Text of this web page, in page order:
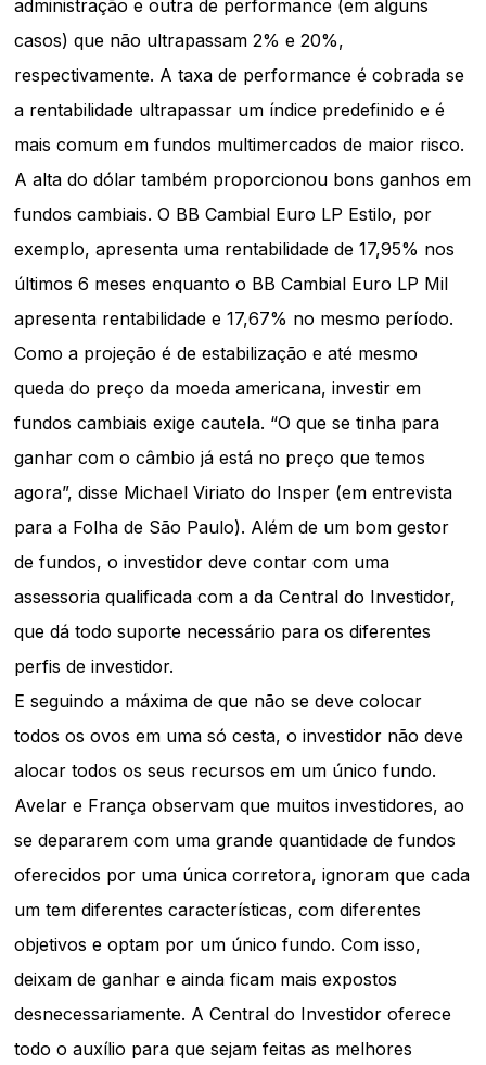
administração e outra de performance (em alguns
casos) que não ultrapassam 2% e 20%,
respectivamente. A taxa de performance é cobrada se
a rentabilidade ultrapassar um índice predefinido e é
mais comum em fundos multimercados de maior risco.
A alta do dólar também proporcionou bons ganhos em
fundos cambiais. O BB Cambial Euro LP Estilo, por
exemplo, apresenta uma rentabilidade de 17,95% nos
últimos 6 meses enquanto o BB Cambial Euro LP Mil
apresenta rentabilidade e 17,67% no mesmo período.
Como a projeção é de estabilização e até mesmo
queda do preço da moeda americana, investir em
fundos cambiais exige cautela. “O que se tinha para
ganhar com o câmbio já está no preço que temos
agora”, disse Michael Viriato do Insper (em entrevista
para a Folha de São Paulo). Além de um bom gestor
de fundos, o investidor deve contar com uma
assessoria qualificada com a da Central do Investidor,
que dá todo suporte necessário para os diferentes
perfis de investidor.
E seguindo a máxima de que não se deve colocar
todos os ovos em uma só cesta, o investidor não deve
alocar todos os seus recursos em um único fundo.
Avelar e França observam que muitos investidores, ao
se depararem com uma grande quantidade de fundos
oferecidos por uma única corretora, ignoram que cada
um tem diferentes características, com diferentes
objetivos e optam por um único fundo. Com isso,
deixam de ganhar e ainda ficam mais expostos
desnecessariamente. A Central do Investidor oferece
todo o auxílio para que sejam feitas as melhores